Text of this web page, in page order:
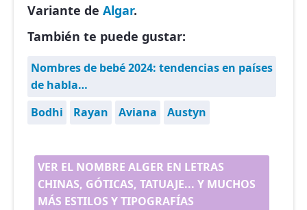
Variante de Algar.
También te puede gustar:
Nombres de bebé 2024: tendencias en países
de habla…
Bodhi
Rayan Aviana Austyn
VER EL NOMBRE ALGER EN LETRAS
CHINAS, GÓTICAS, TATUAJE... Y MUCHOS
MÁS ESTILOS Y TIPOGRAFÍAS